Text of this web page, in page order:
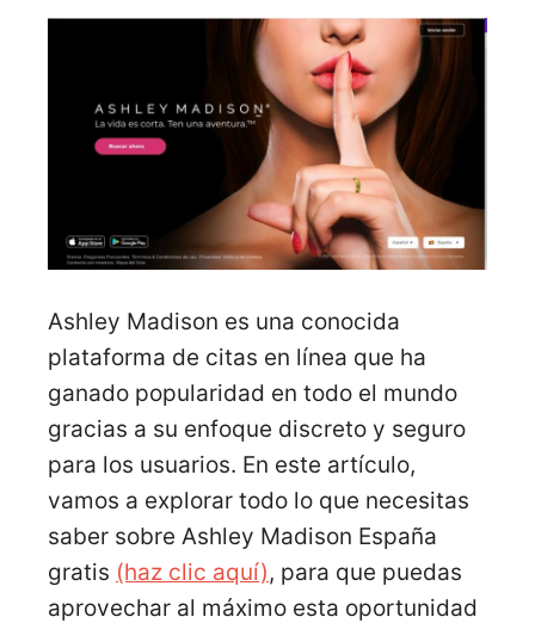
Ashley Madison es una conocida
plataforma de citas en línea que ha
ganado popularidad en todo el mundo
gracias a su enfoque discreto y seguro
para los usuarios. En este artículo,
vamos a explorar todo lo que necesitas
saber sobre Ashley Madison España
gratis (haz clic aquí), para que puedas
aprovechar al máximo esta oportunidad